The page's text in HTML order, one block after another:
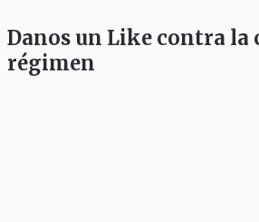
Danos un Like contra la
régimen